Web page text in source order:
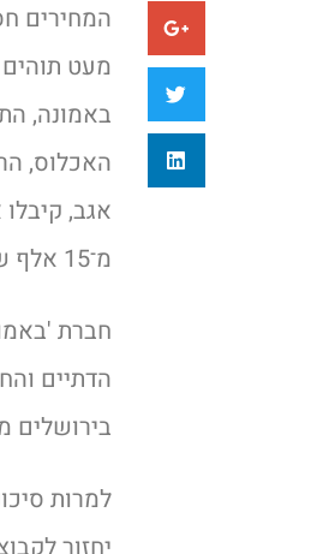
המחירים
מעט
באמונה,
האכלוס,
אגב,
מ־15 אלף שקלים".
חברת
בירושלים מנתה כ־90 רוכשים
למרות